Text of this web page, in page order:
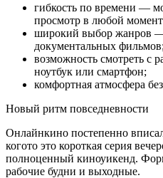
гибкость по времени —
просмотр в любой
широкий выбор жанров
документальных фильмов;
возможность смотреть с
ноутбук или смартфон;
комфортная атмосфера
Новый ритм повседневности
Онлайнкино постепенно
когото это короткая серия
полноценный киноуикенд.
рабочие будни и выходные.